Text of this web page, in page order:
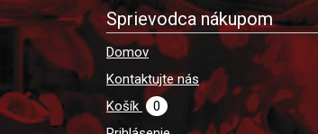
Sprievodca nákupom
Domov
Kontaktujte nás
Košík
0